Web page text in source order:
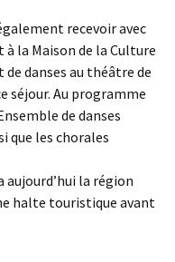
recevoir avec
la Maison de la Culture
danses au théâtre de
séjour. Au programme
de danses
que les chorales
la région
halte touristique avant